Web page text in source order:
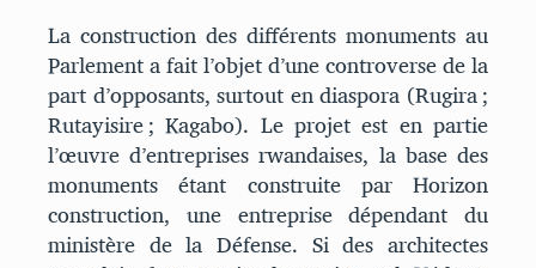
La construction des différents monuments au
Parlement a fait l’objet d’une controverse de la
part d’opposants, surtout en diaspora (Rugira ;
Rutayisire ; Kagabo). Le projet est en partie
l’œuvre d’entreprises rwandaises, la base des
monuments étant construite par Horizon
construction, une entreprise dépendant du
ministère de la Défense. Si des architectes